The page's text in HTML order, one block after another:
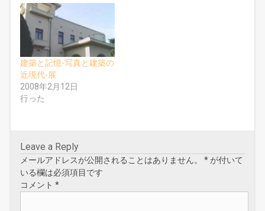
い
(
新
し
い
ウ
ィ
ン
ド
ウ
で
開
き
ま
す
ウ
開
き
ま
す
)
建築と記憶-写真と建築の
近現代-展
2008年2月12日
行った
Leave a Reply
メールアドレスが公開されることはありません。 * が付いて
いる欄は必須項目です
コメント*